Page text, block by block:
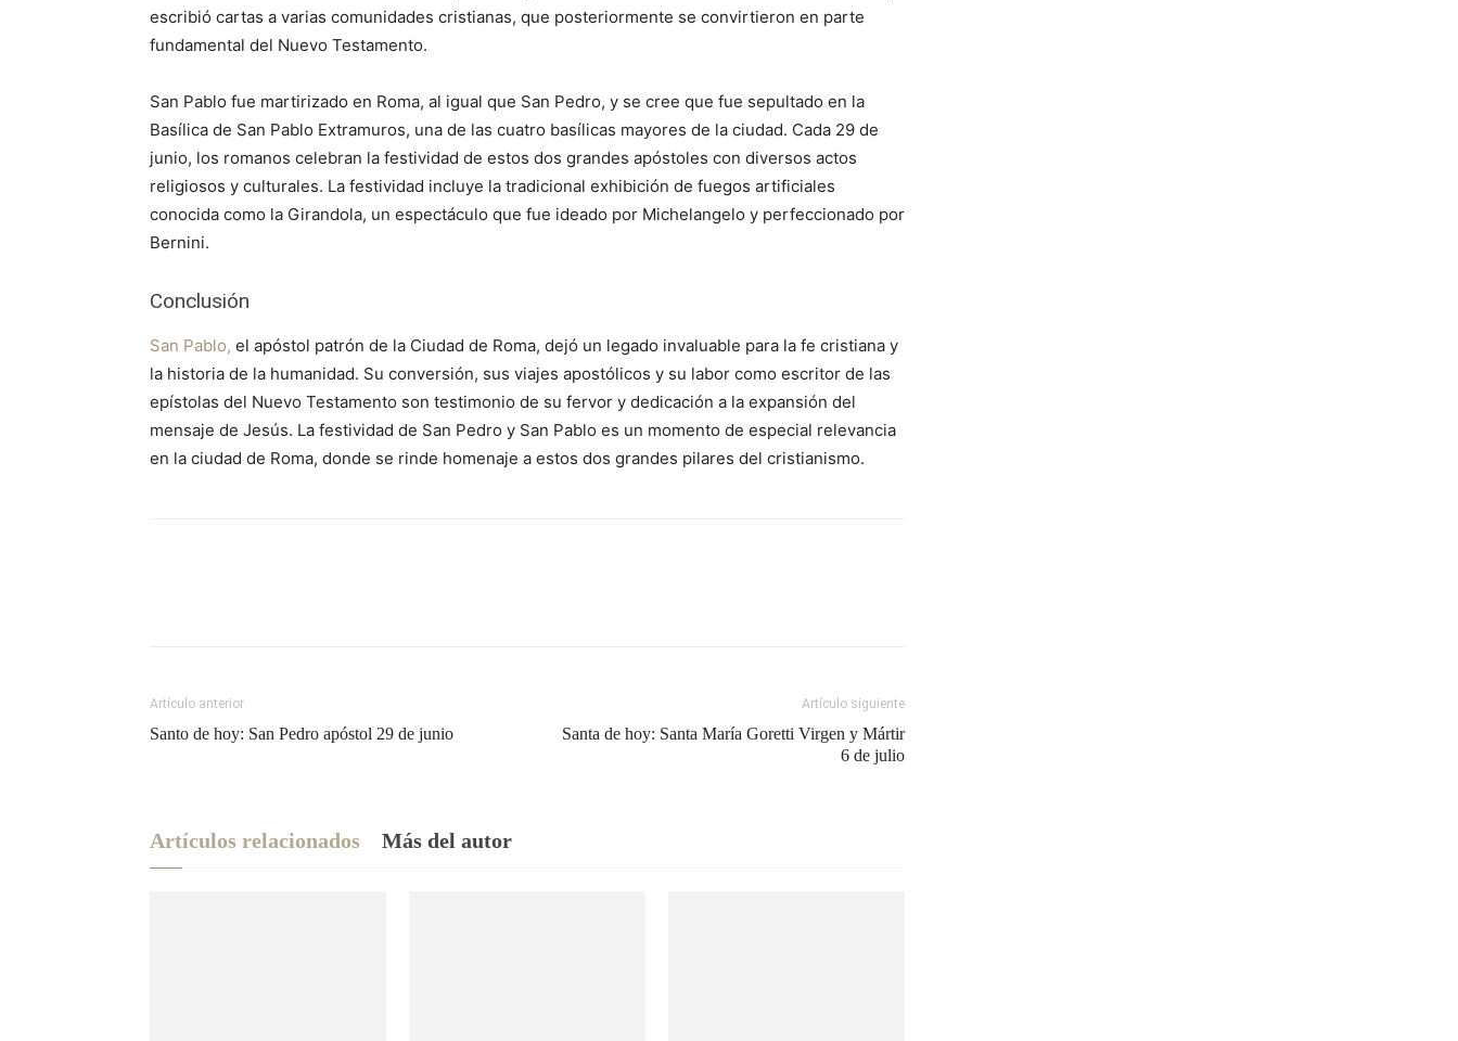
escribió cartas a varias comunidades cristianas, que posteriormente se convirtieron en parte
fundamental del Nuevo Testamento.
San Pablo fue martirizado en Roma, al igual que San Pedro, y se cree que fue sepultado en la
Basílica de San Pablo Extramuros, una de las cuatro basílicas mayores de la ciudad. Cada 29 de
junio, los romanos celebran la festividad de estos dos grandes apóstoles con diversos actos
religiosos y culturales. La festividad incluye la tradicional exhibición de fuegos artificiales
conocida como la Girandola, un espectáculo que fue ideado por Michelangelo y perfeccionado por
Bernini.
Conclusión
San Pablo, el apóstol patrón de la Ciudad de Roma, dejó un legado invaluable para la fe cristiana y
la historia de la humanidad. Su conversión, sus viajes apostólicos y su labor como escritor de las
epístolas del Nuevo Testamento son testimonio de su fervor y dedicación a la expansión del
mensaje de Jesús. La festividad de San Pedro y San Pablo es un momento de especial relevancia
en la ciudad de Roma, donde se rinde homenaje a estos dos grandes pilares del cristianismo.
Artículo anterior
Santo de hoy: San Pedro apóstol 29 de junio
Artículo siguiente
Santa de hoy: Santa María Goretti Virgen y Mártir
6 de julio
Artículos relacionados Más del autor